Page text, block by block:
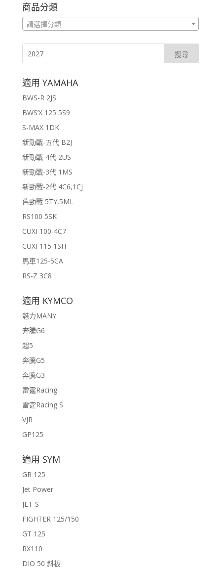
商品分類
請選擇分類
適用 YAMAHA
BWS-R 2JS
BWS’X 125 5S9
S-MAX 1DK
新勁戰-五代 B2J
新勁戰-4代 2US
新勁戰-3代 1MS
新勁戰-2代 4C6,1CJ
舊勁戰 5TY,5ML
RS100 5SK
CUXI 100-4C7
CUXI 115 1SH
馬車125-5CA
RS-Z 3C8
適用 KYMCO
魅力MANY
奔騰G6
超5
奔騰G5
奔騰G3
雷霆Racing
雷霆Racing S
VJR
GP125
適用 SYM
GR 125
Jet Power
JET-S
FIGHTER 125/150
GT 125
RX110
DIO 50 斜板